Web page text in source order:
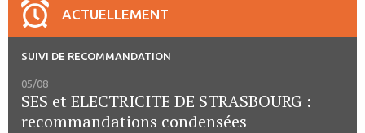
ACTUELLEMENT
SUIVI DE RECOMMANDATION
05/08
SES et ELECTRICITE DE STRASBOURG :
recommandations condensées